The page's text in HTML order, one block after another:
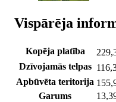
Vispārēja
Kopēja platība
Dzīvojamās telpas
Apbūvēta teritorija
Garums